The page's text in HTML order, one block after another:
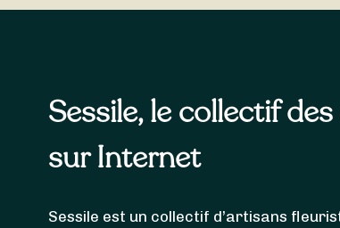
livrer votre bouquet de fleurs àSaint-
Sessile, le collectif
sur Internet
Sessile est un collectif d’artisans